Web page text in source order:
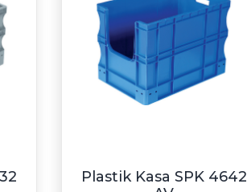
Plastik Kasa SPK 4642